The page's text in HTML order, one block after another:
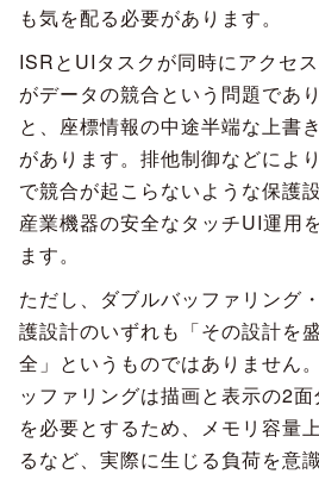
も気を配る必要があります。
ISRとUIタスクが同時にアクセ
がデータの競合という問題であ
と、座標情報の中途半端な上書
があります。排他制御などによ
で競合が起こらないような保護
産業機器の安全なタッチUI運用
ます。
ただし、ダブルバッファリング
護設計のいずれも「その設計を
全」というものではありません
ッファリングは描画と表示の2
を必要とするため、メモリ容量
るなど、実際に生じる負荷を意